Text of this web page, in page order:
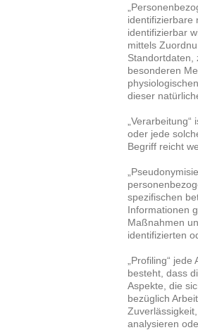
identifizierbare
identifizierbar
mittels
Standortdaten,
besonderen
dieser
oder jede
Begriff reicht
spezifischen
Informationen
Maßnahmen
identifizierten
„Profiling“
besteht, dass
Aspekte, die
bezüglich
analysieren